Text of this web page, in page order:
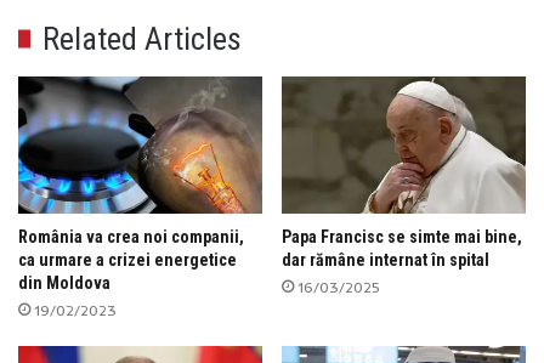
Related Articles
România va crea noi companii,
ca urmare a crizei energetice
din Moldova
19/02/2023
Papa Francisc se simte mai bine,
dar rămâne internat în spital
16/03/2025